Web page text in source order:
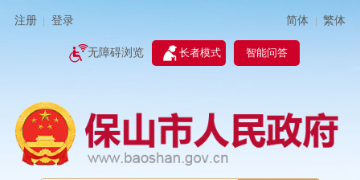
注册 登录 简体 | 繁体
无障碍浏览 长者模式 智能问答